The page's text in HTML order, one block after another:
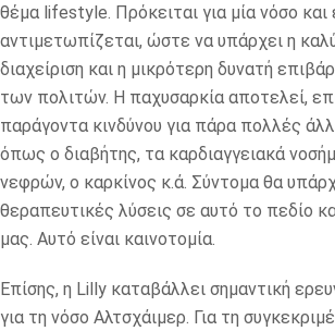
θέμα lifestyle. Πρόκειται για μία νόσο
αντιμετωπίζεται, ώστε να υπάρχει η
διαχείριση και η μικρότερη δυνατή
των πολιτών. Η παχυσαρκία αποτελεί,
παράγοντα κινδύνου για πάρα πολλές
όπως ο διαβήτης, τα καρδιαγγειακά
νεφρών, ο καρκίνος κ.ά. Σύντομα θα
θεραπευτικές λύσεις σε αυτό το πεδίο
μας. Αυτό είναι καινοτομία.
Επίσης, η Lilly καταβάλλει σημαντική
για τη νόσο Αλτσχάιμερ. Για τη